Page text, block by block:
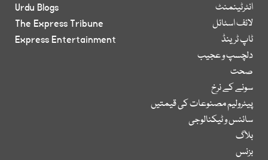
انٹرٹینمنٹ
لائف اسٹائل
ٹاپ ٹرینڈ
دلچسپ و عجیب
صحت
سونے کے نرخ
پیٹرولیم مصنوعات کی قیمتیں
سائنس و ٹیکنالوجی
بلاگ
بزنس
Urdu Blogs
The Express Tribune
Express Entertainment